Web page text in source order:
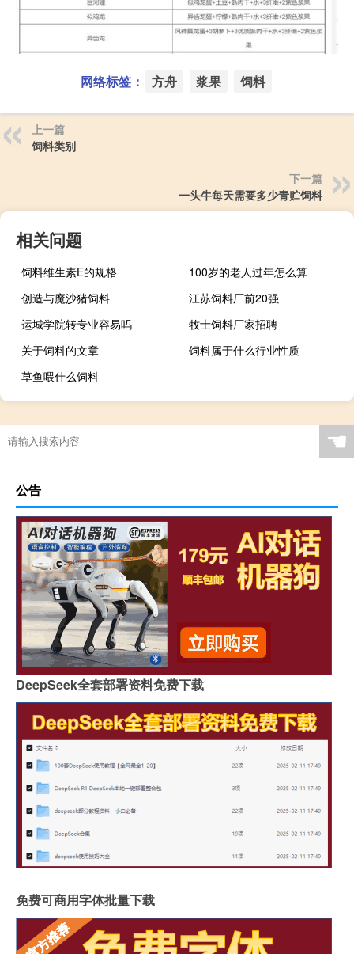
网络标签： 方舟 浆果 饲料
上一篇
饲料类别
下一篇
一头牛每天需要多少青贮饲料
相关问题
饲料维生素E的规格
100岁的老人过年怎么算
创造与魔沙猪饲料
江苏饲料厂前20强
运城学院转专业容易吗
牧士饲料厂家招聘
关于饲料的文章
饲料属于什么行业性质
草鱼喂什么饲料
☚
公告
DeepSeek全套部署资料免费下载
免费可商用字体批量下载